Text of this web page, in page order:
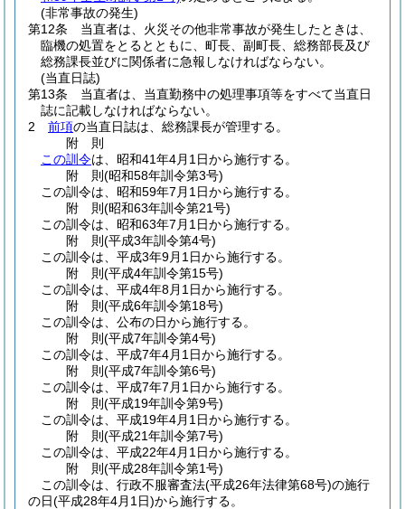
(非常事故の発生)
第12条
当直者は、火災その他非常事故が発生したときは、
臨機の処置をとるとともに、町長、副町長、総務部長及び
総務課長並びに関係者に急報しなければならない。
(当直日誌)
第13条
当直者は、当直勤務中の処理事項等をすべて当直日
誌に記載しなければならない。
2
前項の当直日誌は、総務課長が管理する。
附 則
この訓令は、昭和41年4月1日から施行する。
附 則(昭和58年訓令第3号)
この訓令は、昭和59年7月1日から施行する。
附 則(昭和63年訓令第21号)
この訓令は、昭和63年7月1日から施行する。
附 則(平成3年訓令第4号)
この訓令は、平成3年9月1日から施行する。
附 則(平成4年訓令第15号)
この訓令は、平成4年8月1日から施行する。
附 則(平成6年訓令第18号)
この訓令は、公布の日から施行する。
附 則(平成7年訓令第4号)
この訓令は、平成7年4月1日から施行する。
附 則(平成7年訓令第6号)
この訓令は、平成7年7月1日から施行する。
附 則(平成19年訓令第9号)
この訓令は、平成19年4月1日から施行する。
附 則(平成21年訓令第7号)
この訓令は、平成22年4月1日から施行する。
附 則(平成28年訓令第1号)
この訓令は、行政不服審査法(平成26年法律第68号)の施行
の日(平成28年4月1日)から施行する。